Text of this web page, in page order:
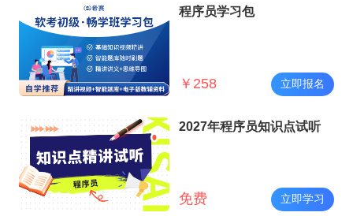
程序员学习包
￥ 258 立即报名
2027年程序员知识点试听
免费 立即学习